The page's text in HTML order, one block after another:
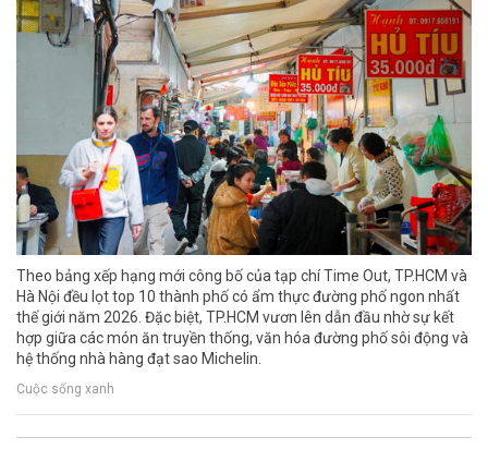
Theo bảng xếp hạng mới công bố của tạp chí Time Out, TP.HCM và
Hà Nội đều lọt top 10 thành phố có ẩm thực đường phố ngon nhất
thế giới năm 2026. Đặc biệt, TP.HCM vươn lên dẫn đầu nhờ sự kết
hợp giữa các món ăn truyền thống, văn hóa đường phố sôi động và
hệ thống nhà hàng đạt sao Michelin.
Cuộc sống xanh